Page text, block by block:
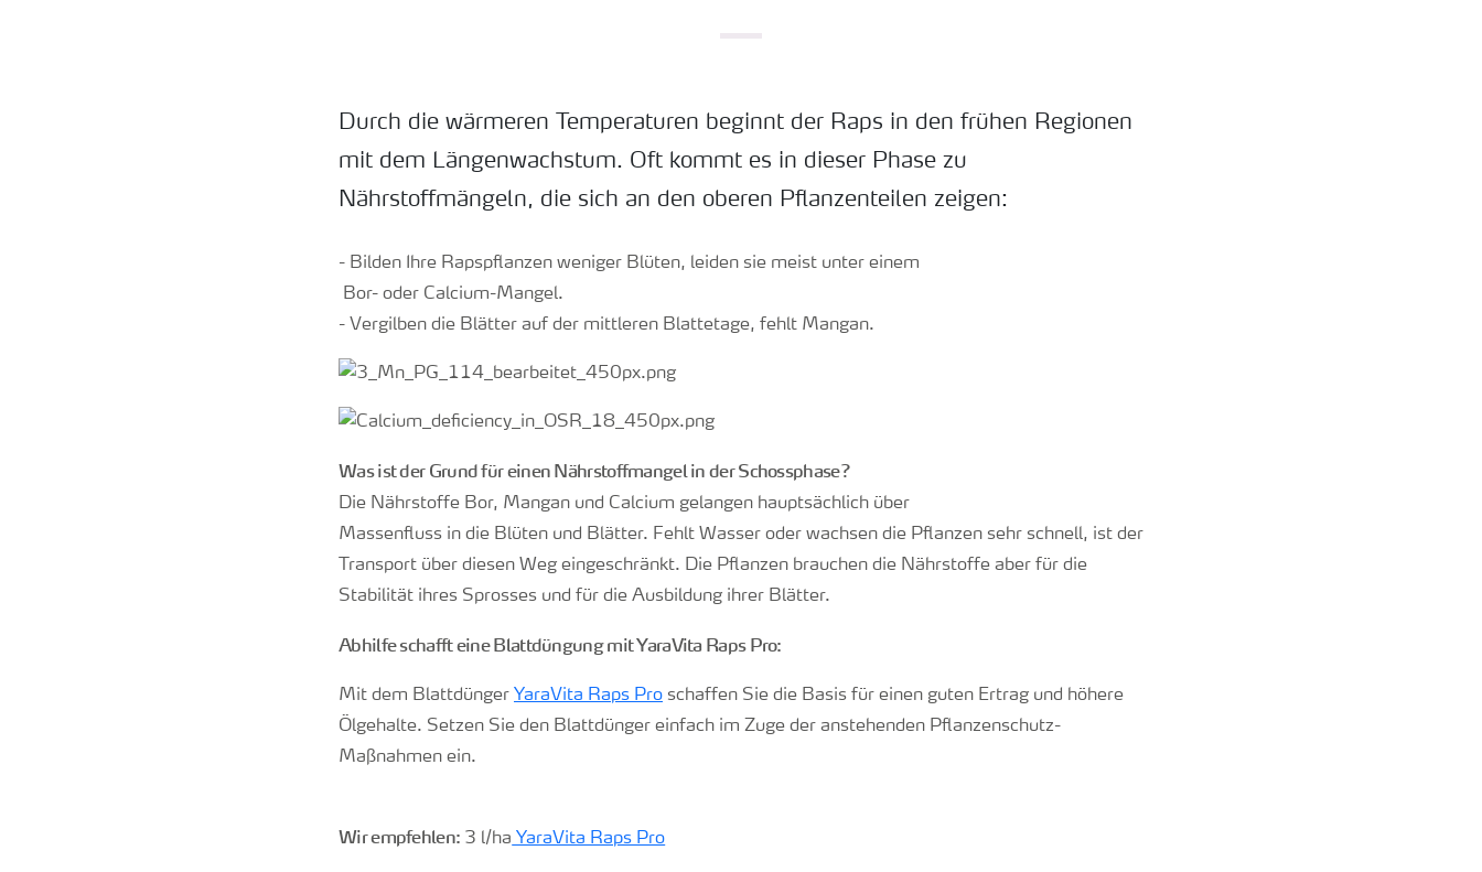
Durch die wärmeren Temperaturen beginnt der Raps in den frühen Regionen
mit dem Längenwachstum. Oft kommt es in dieser Phase zu
Nährstoffmängeln, die sich an den oberen Pflanzenteilen zeigen:
- Bilden Ihre Rapspflanzen weniger Blüten, leiden sie meist unter einem
Bor- oder Calcium-Mangel.
- Vergilben die Blätter auf der mittleren Blattetage, fehlt Mangan.
Was ist der Grund für einen Nährstoffmangel in der Schossphase?
Die Nährstoffe Bor, Mangan und Calcium gelangen hauptsächlich über
Massenfluss in die Blüten und Blätter. Fehlt Wasser oder wachsen die Pflanzen sehr schnell, ist der
Transport über diesen Weg eingeschränkt. Die Pflanzen brauchen die Nährstoffe aber für die
Stabilität ihres Sprosses und für die Ausbildung ihrer Blätter.
Abhilfe schafft eine Blattdüngung mit YaraVita Raps Pro:
Mit dem Blattdünger YaraVita Raps Pro schaffen Sie die Basis für einen guten Ertrag und höhere
Ölgehalte. Setzen Sie den Blattdünger einfach im Zuge der anstehenden Pflanzenschutz-
Maßnahmen ein.
Wir empfehlen: 3 l/ha YaraVita Raps Pro